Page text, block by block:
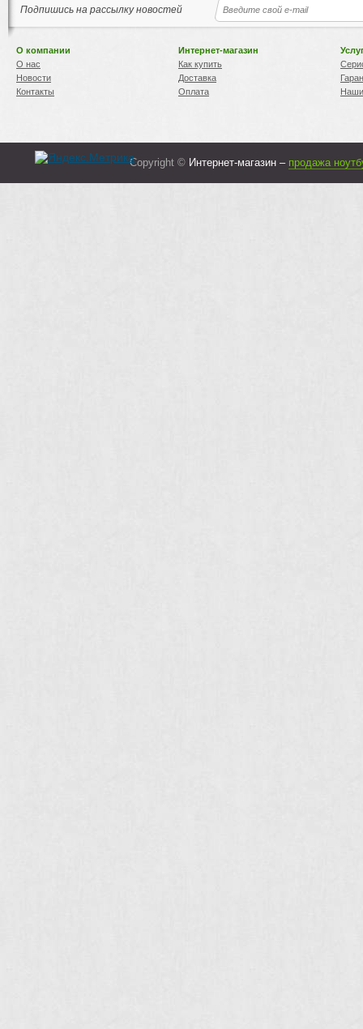
Подпишись на рассылку новостей
О компании
О нас
Новости
Контакты
Интернет-магазин
Как купить
Доставка
Оплата
Copyright © Интернет-магазин – продажа